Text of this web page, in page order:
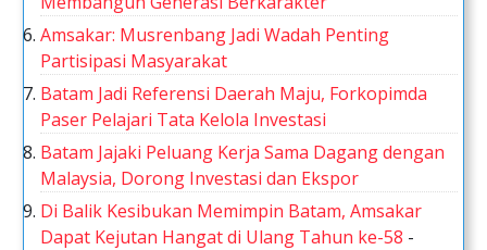
Amsakar: Musrenbang Jadi Wadah Penting
Partisipasi Masyarakat
Batam Jadi Referensi Daerah Maju, Forkopimda
Paser Pelajari Tata Kelola Investasi
Batam Jajaki Peluang Kerja Sama Dagang dengan
Malaysia, Dorong Investasi dan Ekspor
Di Balik Kesibukan Memimpin Batam, Amsakar
Dapat Kejutan Hangat di Ulang Tahun ke-58 -